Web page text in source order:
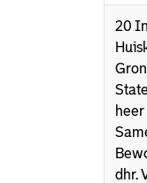
20
heer
dhr.